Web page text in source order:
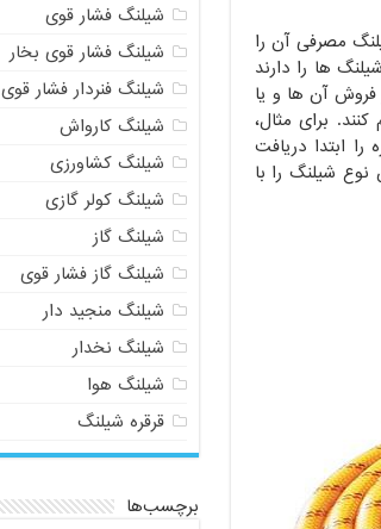
مصرفی آن را
ها را دارند
فروش آن ها و یا
برای مثال،
ابتدا دریافت
شیلنگ را با
شیلنگ فشار قوی
شیلنگ فشار قوی بخار
شیلنگ فنردار فشار قوی
شیلنگ کارواش
شیلنگ کشاورزی
شیلنگ کولر گازی
شیلنگ گاز
شیلنگ گاز فشار قوی
شیلنگ منجید دار
شیلنگ نخدار
شیلنگ هوا
قرقره شیلنگ
برچسب‌ها